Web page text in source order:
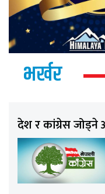
भर्खर
देश र कांग्रेस जोड्ने